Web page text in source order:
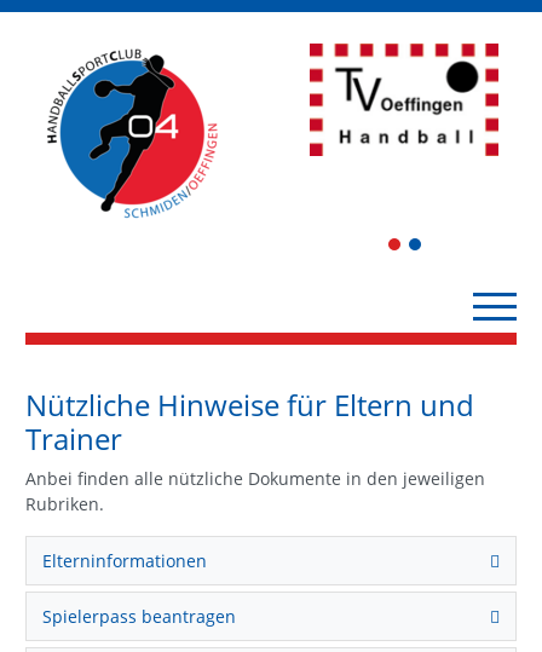
1 2
Nützliche Hinweise für Eltern und
Trainer
Anbei finden alle nützliche Dokumente in den jeweiligen
Rubriken.
Elterninformationen
Spielerpass beantragen